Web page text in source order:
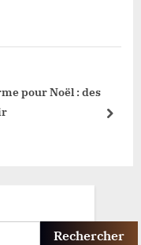
pour Noël : des
next
Rechercher